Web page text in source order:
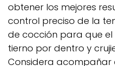
obtener los mejores
control preciso de la
de cocción para que el
tierno por dentro y
Considera acompañar